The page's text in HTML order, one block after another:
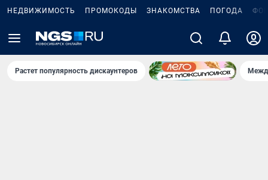
НЕДВИЖИМОСТЬ ПРОМОКОДЫ ЗНАКОМСТВА ПОГОДА
Растет популярность дискаунтеров